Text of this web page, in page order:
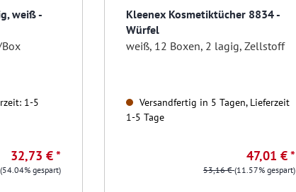
weiß -
1-5
32,73 € *
(54.04% gespart)
Kleenex Kosmetiktücher 8834 -
Würfel
weiß, 12 Boxen, 2 lagig, Zellstoff
Versandfertig in 5 Tagen, Lieferzeit
1-5 Tage
47,01 € *
53,16 €(11.57% gespart)